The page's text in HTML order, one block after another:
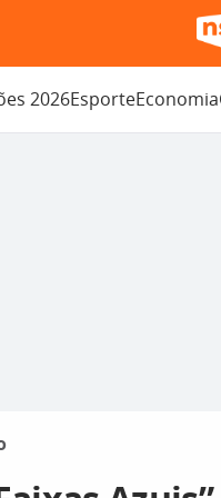
2026EsporteEconomia